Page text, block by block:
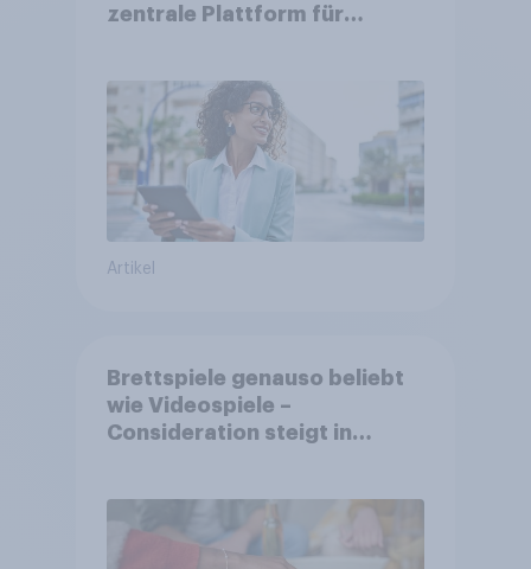
zentrale Plattform für
Artikel
Brettspiele genauso beliebt
wie Videospiele –
Consideration steigt in